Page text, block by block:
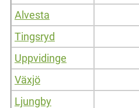
Alvesta
Tingsryd
Uppvidinge
Växjö
Ljungby